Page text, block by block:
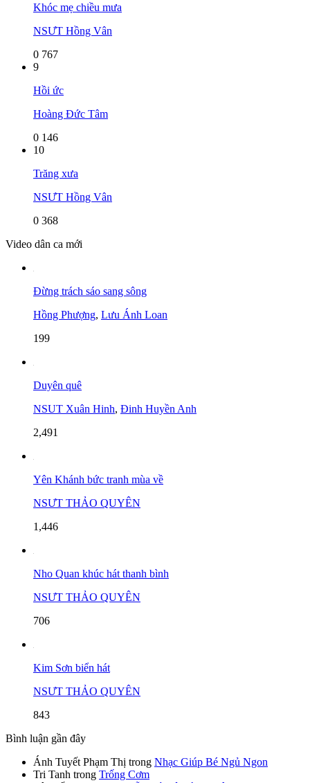
Khóc mẹ chiều mưa
NSƯT Hồng Vân
0 767
9
Hồi ức
Hoàng Đức Tâm
0 146
10
Trăng xưa
NSƯT Hồng Vân
0 368
Video dân ca mới
Đừng trách sáo sang sông
Hồng Phượng, Lưu Ánh Loan
199
Duyên quê
NSUT Xuân Hinh, Đinh Huyền Anh
2,491
Yên Khánh bức tranh mùa về
NSƯT THẢO QUYÊN
1,446
Nho Quan khúc hát thanh bình
NSƯT THẢO QUYÊN
706
Kim Sơn biển hát
NSƯT THẢO QUYÊN
843
Bình luận gần đây
Ánh Tuyết Phạm Thị trong Nhạc Giúp Bé Ngủ Ngon
Tri Tanh trong Trống Cơm